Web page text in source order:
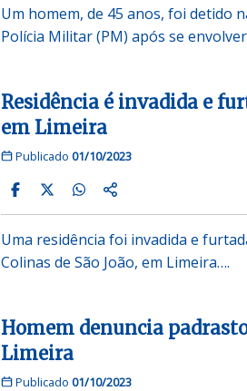
Um homem, de 45 anos, foi detido
Polícia Militar (PM) após se
Residência é invadida e
em Limeira
Publicado 01/10/2023
Uma residência foi invadida e
Colinas de São João, em Limeira….
Homem denuncia
Limeira
Publicado 01/10/2023